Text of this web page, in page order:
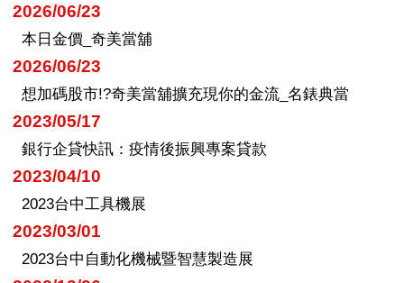
2026/06/23
本日金價_奇美當舖
2026/06/23
想加碼股市!?奇美當舖擴充現你的金流_名錶典當
2023/05/17
銀行企貸快訊：疫情後振興專案貸款
2023/04/10
2023台中工具機展
2023/03/01
2023台中自動化機械暨智慧製造展